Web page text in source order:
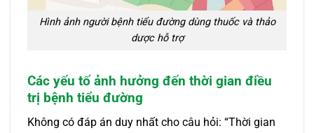
Hình ảnh người bệnh tiểu đường dùng thuốc và thảo
dược hỗ trợ
Các yếu tố ảnh hưởng đến thời gian điều
trị bệnh tiểu đường
Không có đáp án duy nhất cho câu hỏi: “Thời gian